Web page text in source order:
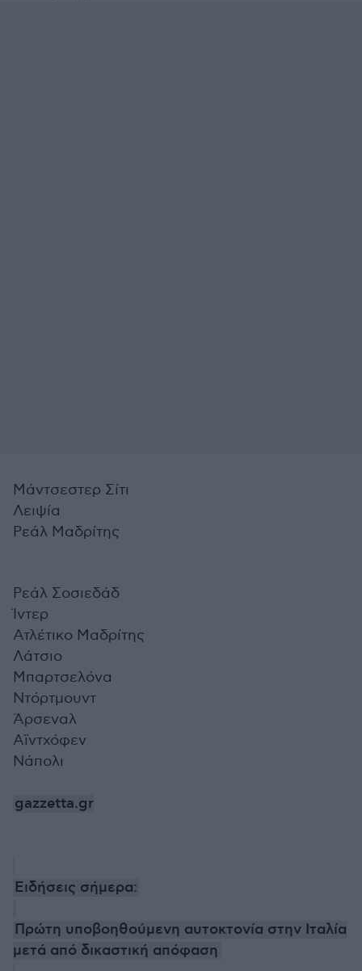
Μάντσεστερ Σίτι
Λειψία
Ρεάλ Μαδρίτης
Ρεάλ Σοσιεδάδ
Ίντερ
Ατλέτικο Μαδρίτης
Λάτσιο
Μπαρτσελόνα
Ντόρτμουντ
Άρσεναλ
Αϊντχόφεν
Νάπολι
gazzetta.gr
Ειδήσεις σήμερα:
Πρώτη υποβοηθούμενη αυτοκτονία στην Ιταλία
μετά από δικαστική απόφαση